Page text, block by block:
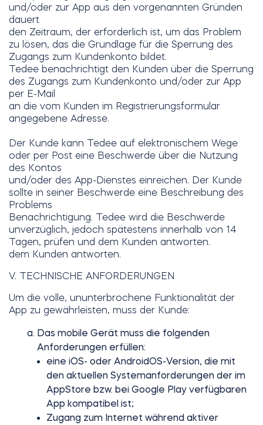
und/oder zur App aus den vorgenannten Gründen
dauert
den Zeitraum, der erforderlich ist, um das Problem
zu lösen, das die Grundlage für die Sperrung des
Zugangs zum Kundenkonto bildet.
Tedee benachrichtigt den Kunden über die Sperrung
des Zugangs zum Kundenkonto und/oder zur App
per E-Mail
an die vom Kunden im Registrierungsformular
angegebene Adresse.
Der Kunde kann Tedee auf elektronischem Wege
oder per Post eine Beschwerde über die Nutzung
des Kontos
und/oder des App-Dienstes einreichen. Der Kunde
sollte in seiner Beschwerde eine Beschreibung des
Problems
Benachrichtigung. Tedee wird die Beschwerde
unverzüglich, jedoch spätestens innerhalb von 14
Tagen, prüfen und dem Kunden antworten.
dem Kunden antworten.
V. TECHNISCHE ANFORDERUNGEN
Um die volle, ununterbrochene Funktionalität der
App zu gewährleisten, muss der Kunde:
Das mobile Gerät muss die folgenden
Anforderungen erfüllen:
eine iOS- oder AndroidOS-Version, die mit
den aktuellen Systemanforderungen der im
AppStore bzw. bei Google Play verfügbaren
App kompatibel ist;
Zugang zum Internet während aktiver